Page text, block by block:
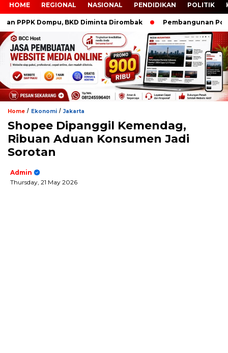
HOME REGIONAL NASIONAL PENDIDIKAN POLITIK
Dompu, BKD Diminta Dirombak Pembangunan
Home / Ekonomi / Jakarta
Shopee Dipanggil Kemendag,
Ribuan Aduan Konsumen Jadi
Sorotan
Admin
Thursday, 21 May 2026